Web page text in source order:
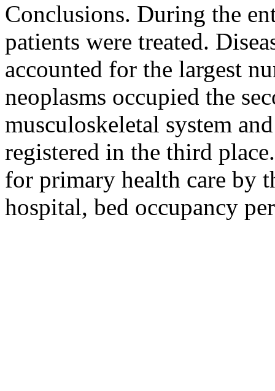
Conclusions. During the
patients were treated.
accounted for the largest
neoplasms occupied the
musculoskeletal system
registered in the third
for primary health care by
hospital, bed occupancy